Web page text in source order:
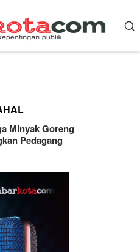
Minyak Goreng
Pedagang